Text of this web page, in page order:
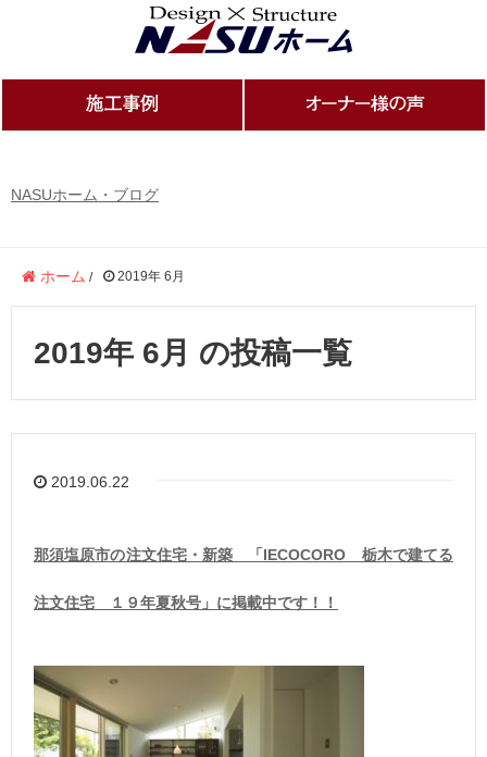
NASUホーム・ブログ
ホーム / 2019年 6月
2019年 6月 の投稿一覧
2019.06.22
那須塩原市の注文住宅・新築 「IECOCORO 栃木で建てる
注文住宅 １９年夏秋号」に掲載中です！！